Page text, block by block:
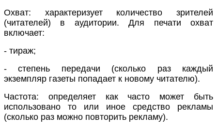
Охват: характеризует количество зрителей
(читателей) в аудитории. Для печати охват
включает:
- тираж;
- степень передачи (сколько раз каждый
экземпляр газеты попадает к новому читателю).
Частота: определяет как часто может быть
использовано то или иное средство рекламы
(сколько раз можно повторить рекламу).